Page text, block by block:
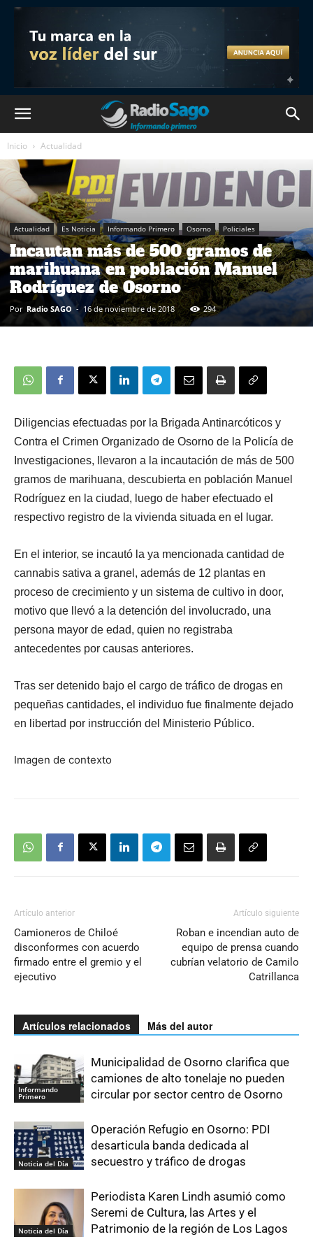
Inicio Actualidad
Actualidad Es Noticia Informando Primero Osorno Policiales
Incautan más de 500 gramos de
marihuana en población Manuel
Rodríguez de Osorno
Por Radio SAGO - 16 de noviembre de 2018 294
Diligencias efectuadas por la Brigada Antinarcóticos y
Contra el Crimen Organizado de Osorno de la Policía de
Investigaciones, llevaron a la incautación de más de 500
gramos de marihuana, descubierta en población Manuel
Rodríguez en la ciudad, luego de haber efectuado el
respectivo registro de la vivienda situada en el lugar.
En el interior, se incautó la ya mencionada cantidad de
cannabis sativa a granel, además de 12 plantas en
proceso de crecimiento y un sistema de cultivo in door,
motivo que llevó a la detención del involucrado, una
persona mayor de edad, quien no registraba
antecedentes por causas anteriores.
Tras ser detenido bajo el cargo de tráfico de drogas en
pequeñas cantidades, el individuo fue finalmente dejado
en libertad por instrucción del Ministerio Público.
Imagen de contexto
Artículo anterior
Camioneros de Chiloé
disconformes con acuerdo
firmado entre el gremio y el
ejecutivo
Artículo siguiente
Roban e incendian auto de
equipo de prensa cuando
cubrían velatorio de Camilo
Catrillanca
Artículos relacionados Más del autor
Informando
Primero
Municipalidad de Osorno clarifica que
camiones de alto tonelaje no pueden
circular por sector centro de Osorno
Noticia del Día
Operación Refugio en Osorno: PDI
desarticula banda dedicada al
secuestro y tráfico de drogas
Noticia del Día
Periodista Karen Lindh asumió como
Seremi de Cultura, las Artes y el
Patrimonio de la región de Los Lagos